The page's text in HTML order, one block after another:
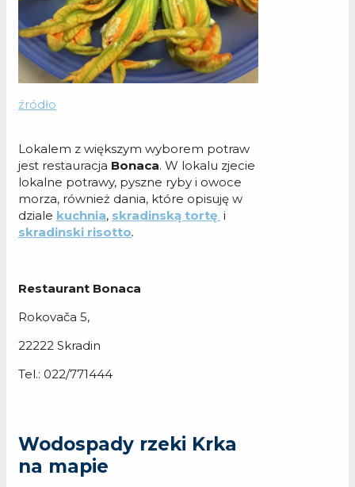
źródło
Lokalem z większym wyborem potraw
jest restauracja Bonaca. W lokalu zjecie
lokalne potrawy, pyszne ryby i owoce
morza, również dania, które opisuję w
dziale kuchnia, skradinską tortę i
skradinski risotto.
Restaurant Bonaca
Rokovača 5,
22222 Skradin
Tel.: 022/771444
Wodospady rzeki Krka
na mapie